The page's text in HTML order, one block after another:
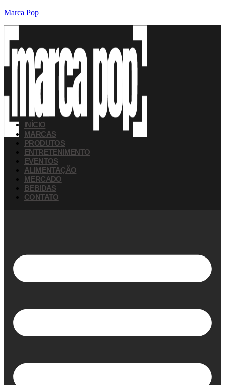
Marca Pop
INÍCIO
MARCAS
PRODUTOS
ENTRETENIMENTO
EVENTOS
ALIMENTAÇÃO
MERCADO
BEBIDAS
CONTATO